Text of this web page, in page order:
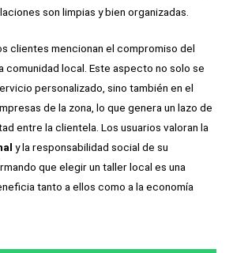
son limpias y bien organizadas.
clientes mencionan el compromiso del
comunidad local. Este aspecto no solo se
personalizado, sino también en el
de la zona, lo que genera un lazo de
entre la clientela. Los usuarios valoran la
y la responsabilidad social de su
que elegir un taller local es una
tanto a ellos como a la economía